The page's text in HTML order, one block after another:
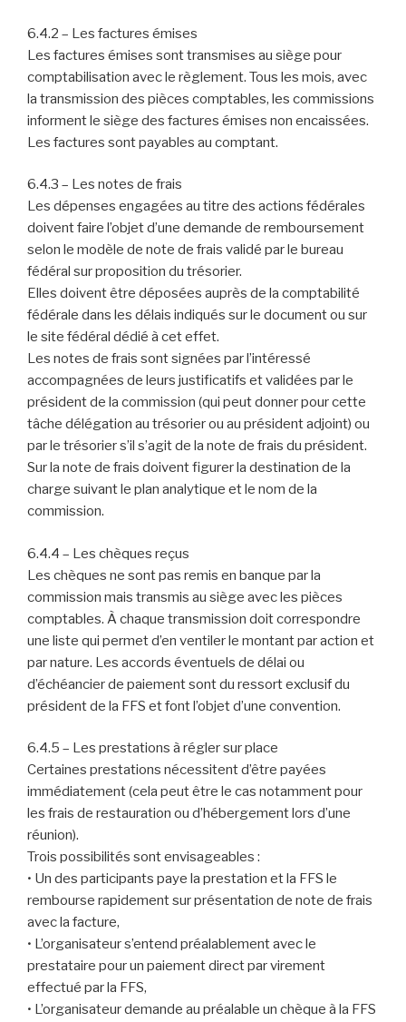
6.4.2 – Les factures émises
Les factures émises sont transmises au siège pour
comptabilisation avec le règlement. Tous les mois, avec
la transmission des pièces comptables, les commissions
informent le siège des factures émises non encaissées.
Les factures sont payables au comptant.
6.4.3 – Les notes de frais
Les dépenses engagées au titre des actions fédérales
doivent faire l’objet d’une demande de remboursement
selon le modèle de note de frais validé par le bureau
fédéral sur proposition du trésorier.
Elles doivent être déposées auprès de la comptabilité
fédérale dans les délais indiqués sur le document ou sur
le site fédéral dédié à cet effet.
Les notes de frais sont signées par l’intéressé
accompagnées de leurs justificatifs et validées par le
président de la commission (qui peut donner pour cette
tâche délégation au trésorier ou au président adjoint) ou
par le trésorier s’il s’agit de la note de frais du président.
Sur la note de frais doivent figurer la destination de la
charge suivant le plan analytique et le nom de la
commission.
6.4.4 – Les chèques reçus
Les chèques ne sont pas remis en banque par la
commission mais transmis au siège avec les pièces
comptables. À chaque transmission doit correspondre
une liste qui permet d’en ventiler le montant par action et
par nature. Les accords éventuels de délai ou
d’échéancier de paiement sont du ressort exclusif du
président de la FFS et font l’objet d’une convention.
6.4.5 – Les prestations à régler sur place
Certaines prestations nécessitent d’être payées
immédiatement (cela peut être le cas notamment pour
les frais de restauration ou d’hébergement lors d’une
réunion).
Trois possibilités sont envisageables :
• Un des participants paye la prestation et la FFS le
rembourse rapidement sur présentation de note de frais
avec la facture,
• L’organisateur s’entend préalablement avec le
prestataire pour un paiement direct par virement
effectué par la FFS,
• L’organisateur demande au préalable un chèque à la FFS